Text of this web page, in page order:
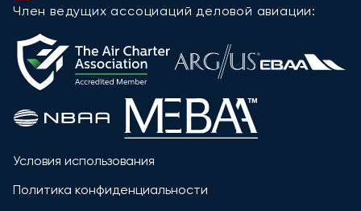
Член ведущих ассоциаций деловой авиации:
Условия использования
Политика конфиденциальности